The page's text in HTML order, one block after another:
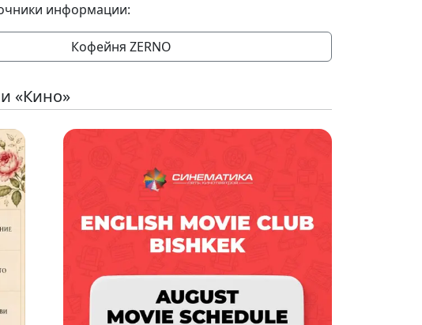
информации:
Кофейня ZERNO
«Кино»